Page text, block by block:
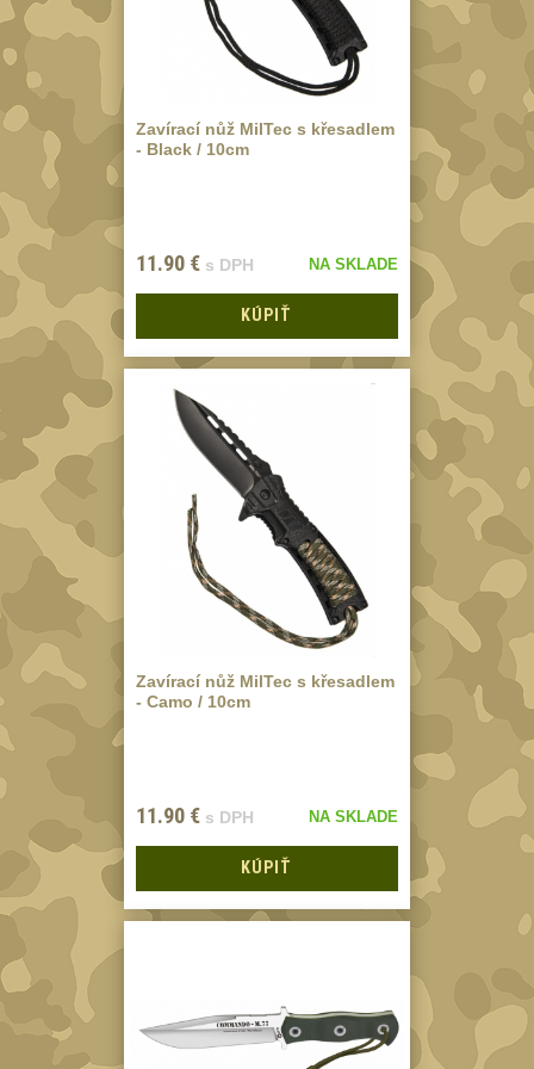
MONTÁŽE PRO
OPTIKU
Adaptéry a risery
Boční montáže
Montáže pro
optiku179
1" Picatinny45
1" Dovetail
30mm Picatinny
30mm Dovetail14
34mm
Montáže pre
kolimátory
27
Ostatní
Montáže na hlaveň3
Montáže pro
Předpažbí
Pre M4/AR1529
Ostatní 14
Pažby
Raily, lišty, krytky
Přední rukojeti50
Zavírací nůž MilTec s křesadlem
- Black / 10cm
11.90 € s DPH NA SKLADE
KÚPIŤ
Zavírací nůž MilTec s křesadlem
- Camo / 10cm
11.90 € s DPH NA SKLADE
KÚPIŤ